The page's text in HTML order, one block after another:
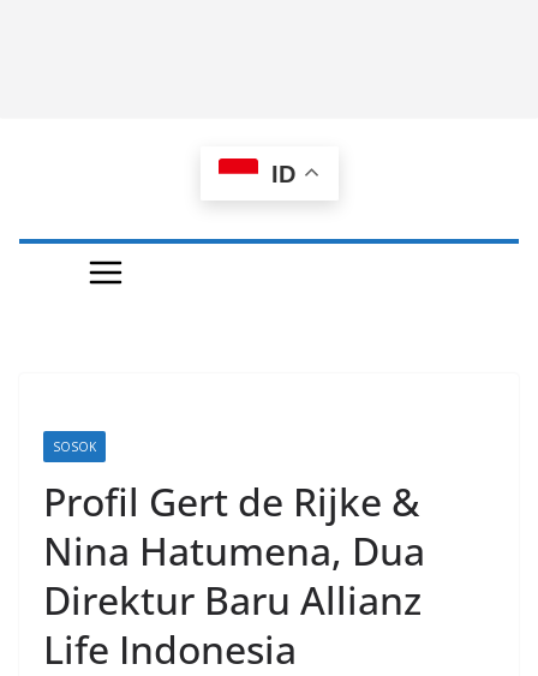
ID
SOSOK
Profil Gert de Rijke &
Nina Hatumena, Dua
Direktur Baru Allianz
Life Indonesia